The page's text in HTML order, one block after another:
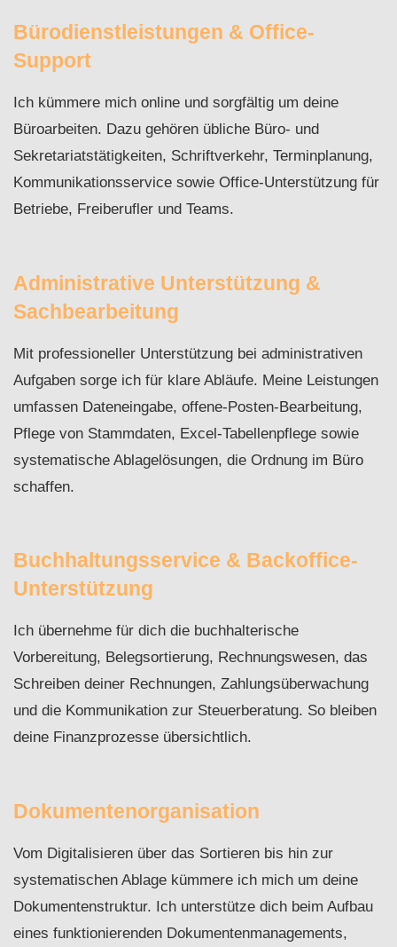
Bürodienstleistungen & Office-
Support
Ich kümmere mich online und sorgfältig um deine
Büroarbeiten. Dazu gehören übliche Büro- und
Sekretariatstätigkeiten, Schriftverkehr, Terminplanung,
Kommunikationsservice sowie Office-Unterstützung für
Betriebe, Freiberufler und Teams.
Administrative Unterstützung &
Sachbearbeitung
Mit professioneller Unterstützung bei administrativen
Aufgaben sorge ich für klare Abläufe. Meine Leistungen
umfassen Dateneingabe, offene-Posten-Bearbeitung,
Pflege von Stammdaten, Excel-Tabellenpflege sowie
systematische Ablagelösungen, die Ordnung im Büro
schaffen.
Buchhaltungsservice & Backoffice-
Unterstützung
Ich übernehme für dich die buchhalterische
Vorbereitung, Belegsortierung, Rechnungswesen, das
Schreiben deiner Rechnungen, Zahlungsüberwachung
und die Kommunikation zur Steuerberatung. So bleiben
deine Finanzprozesse übersichtlich.
Dokumentenorganisation
Vom Digitalisieren über das Sortieren bis hin zur
systematischen Ablage kümmere ich mich um deine
Dokumentenstruktur. Ich unterstütze dich beim Aufbau
eines funktionierenden Dokumentenmanagements,